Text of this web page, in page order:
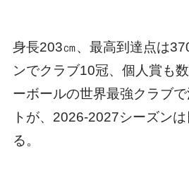
身長203㎝、最高到達点は
ンでクラブ10冠、個人賞も
ーボールの世界最強クラブ
トが、2026-2027シーズンは
る。